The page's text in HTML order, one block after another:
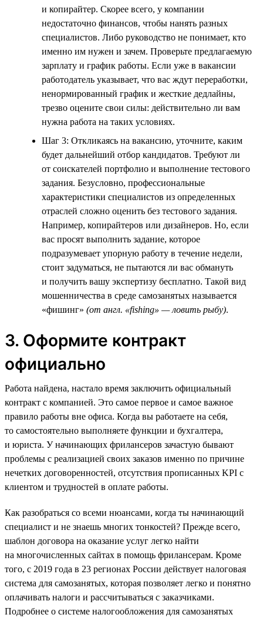
и копирайтер. Скорее всего, у компании
недостаточно финансов, чтобы нанять разных
специалистов. Либо руководство не понимает, кто
именно им нужен и зачем. Проверьте предлагаемую
зарплату и график работы. Если уже в вакансии
работодатель указывает, что вас ждут переработки,
ненормированный график и жесткие дедлайны,
трезво оцените свои силы: действительно ли вам
нужна работа на таких условиях.
Шаг 3: Откликаясь на вакансию, уточните, каким
будет дальнейший отбор кандидатов. Требуют ли
от соискателей портфолио и выполнение тестового
задания. Безусловно, профессиональные
характеристики специалистов из определенных
отраслей сложно оценить без тестового задания.
Например, копирайтеров или дизайнеров. Но, если
вас просят выполнить задание, которое
подразумевает упорную работу в течение недели,
стоит задуматься, не пытаются ли вас обмануть
и получить вашу экспертизу бесплатно. Такой вид
мошенничества в среде самозанятых называется
«фишинг» (от англ. «fishing» — ловить рыбу).
3. Оформите контракт
официально
Работа найдена, настало время заключить официальный
контракт с компанией. Это самое первое и самое важное
правило работы вне офиса. Когда вы работаете на себя,
то самостоятельно выполняете функции и бухгалтера,
и юриста. У начинающих фрилансеров зачастую бывают
проблемы с реализацией своих заказов именно по причине
нечетких договоренностей, отсутствия прописанных KPI с
клиентом и трудностей в оплате работы.
Как разобраться со всеми нюансами, когда ты начинающий
специалист и не знаешь многих тонкостей? Прежде всего,
шаблон договора на оказание услуг легко найти
на многочисленных сайтах в помощь фрилансерам. Кроме
того, с 2019 года в 23 регионах России действует налоговая
система для самозанятых, которая позволяет легко и понятно
оплачивать налоги и рассчитываться с заказчиками.
Подробнее о системе налогообложения для самозанятых